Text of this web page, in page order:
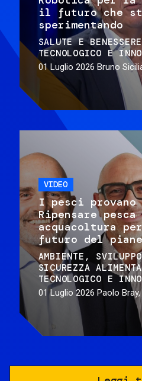
il futuro che
sperimentando
SALUTE E BENESSERE
TECNOLOGICO E
01 Luglio 2026 Bruno
VIDEO
I pesci provano
Ripensare pesca
acquacoltura
futuro del
AMBIENTE
SICUREZZA
TECNOLOGICO E
01 Luglio 2026 Paolo